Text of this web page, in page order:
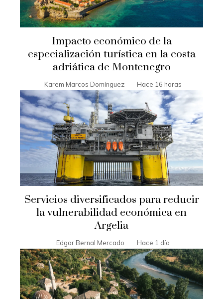
Impacto económico de la
especialización turística en la costa
adriática de Montenegro
Karem Marcos Domínguez Hace 16 horas
Servicios diversificados para reducir
la vulnerabilidad económica en
Argelia
Edgar Bernal Mercado Hace 1 día